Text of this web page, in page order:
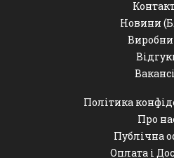
Новини
Політика
Про
Публічна
Оплата і